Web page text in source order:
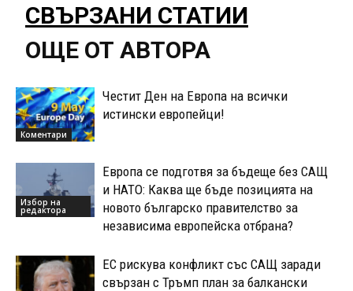
СВЪРЗАНИ СТАТИИ
ОЩЕ ОТ АВТОРА
Коментари
Честит Ден на Европа на всички
истински европейци!
Избор на
редактора
Европа се подготвя за бъдеще без САЩ
и НАТО: Каква ще бъде позицията на
новото българско правителство за
независима европейска отбрана?
ЕС рискува конфликт със САЩ заради
свързан с Тръмп план за балкански